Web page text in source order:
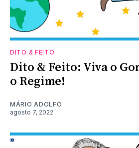
DITO & FEITO
Dito & Feito: Viva o
o Regime!
MÁRIO ADOLFO
agosto 7, 2022